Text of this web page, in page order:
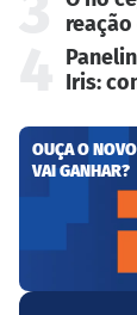
Iris:
OUÇA O
VAI GANHAR?